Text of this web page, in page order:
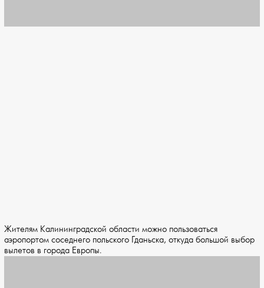
Жителям Калининградской области можно пользоваться
аэропортом соседнего польского Гданьска, откуда большой выбор
вылетов в города Европы.